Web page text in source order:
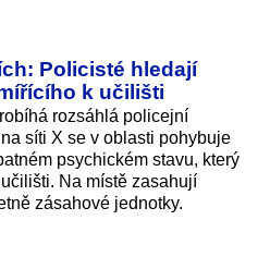
Policisté hledají
k učilišti
rozsáhlá policejní
síti X se v oblasti pohybuje
psychickém stavu, který
Na místě zasahují
zásahové jednotky.